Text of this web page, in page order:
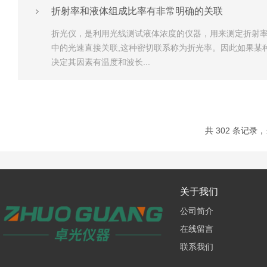
折射率和液体组成比率有非常明确的关联
折光仪，是利用光线测试液体浓度的仪器，用来测定折射
中的光速直接关联,这种密切联系称为折光率。因此如果
决定其因素有温度和波长...
共 302 条记录
关于我们
公司简介
在线留言
联系我们